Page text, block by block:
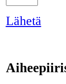
Lähetä